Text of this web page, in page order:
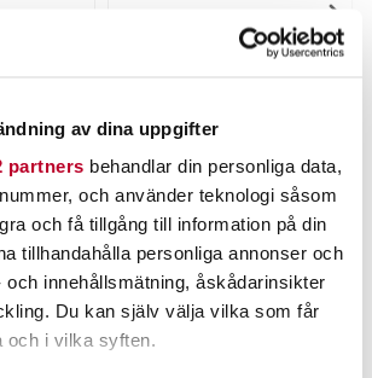
av dina uppgifter
partners behandlar din personliga data,
och använder teknologi såsom
och få tillgång till information på din
tillhandahålla personliga annonser och
och innehållsmätning, åskådarinsikter
Du kan själv välja vilka som får
och i vilka syften.
pris:
KVAR
OLSSONS FISKE
Olssons Fiske Buff
Pris:49,00 kr49,00 kr
FLER ÄN 6 ST KVAR
LÄGG I VARUKORGEN
PÅ